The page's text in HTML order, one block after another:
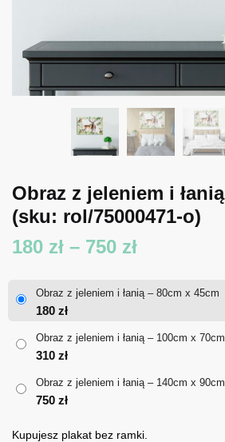
Obraz z jeleniem i łanią
(sku: rol/75000471-o)
180 zł – 750 złZakres
od
180 zł
Obraz z jeleniem i łanią – 80cm x 45cm
180 zł
Obraz z jeleniem i łanią – 100cm x 70cm
310 zł
Obraz z jeleniem i łanią – 140cm x 90cm
750 zł
Kupujesz plakat bez ramki.